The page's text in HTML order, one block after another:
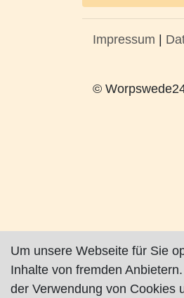
Impressum
©
Um unsere Webseite für Sie
Inhalte von fremden
der Verwendung von Cookies